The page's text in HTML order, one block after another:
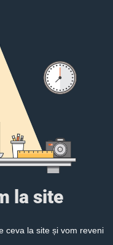
la site
ceva la site și vom reveni